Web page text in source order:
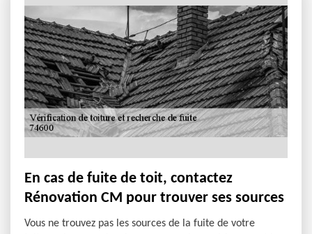
En cas de fuite de toit, contactez
Rénovation CM pour trouver ses sources
Vous ne trouvez pas les sources de la fuite de votre